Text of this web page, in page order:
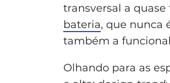
transversal a
bateria, que nunca
também a
Olhando para as